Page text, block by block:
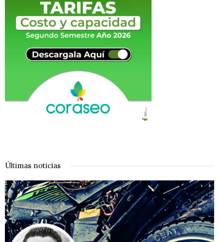
Últimas noticias